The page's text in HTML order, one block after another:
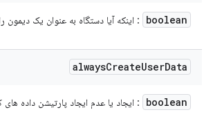
boolean : اینکه آیا دستگاه به عنوان یک دیمون
alwaysCreateUserData
boolean : ایجاد یا عدم ایجاد پارتیشن داده های